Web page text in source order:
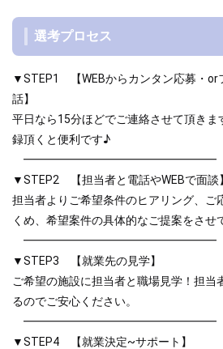
選考プロセス
▼STEP1 【WEBからカンタン応募・or
話】
平日なら15分ほどでご連絡させて頂きま
録頂くと便利です♪
━━━━━━━━━━━━━━━━━
▼STEP2 【担当者と電話やWEBで面談】
担当者よりご希望条件のヒアリング、ご
くめ、希望案件の具体的なご提案をさせ
━━━━━━━━━━━━━━━━━
▼STEP3 【就業先の見学】
ご希望の施設に担当者と職場見学！担当
るのでご安心ください。
━━━━━━━━━━━━━━━━━
▼STEP4 【就業決定~サポート】